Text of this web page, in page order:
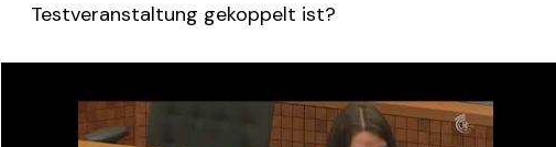
Testveranstaltung gekoppelt ist?